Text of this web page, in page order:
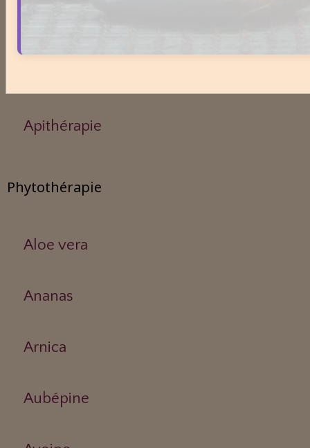
Apithérapie
Phytothérapie
Aloe vera
Ananas
Arnica
Aubépine